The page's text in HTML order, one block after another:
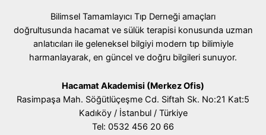
Bilimsel Tamamlayıcı Tıp Derneği amaçları
doğrultusunda hacamat ve sülük terapisi konusunda uzman
anlatıcıları ile geleneksel bilgiyi modern tıp bilimiyle
harmanlayarak, en güncel ve doğru bilgileri sunuyor.
Hacamat Akademisi (Merkez Ofis)
Rasimpaşa Mah. Söğütlüçeşme Cd. Siftah Sk. No:21 Kat:5
Kadıköy / İstanbul / Türkiye
Tel: 0532 456 20 66